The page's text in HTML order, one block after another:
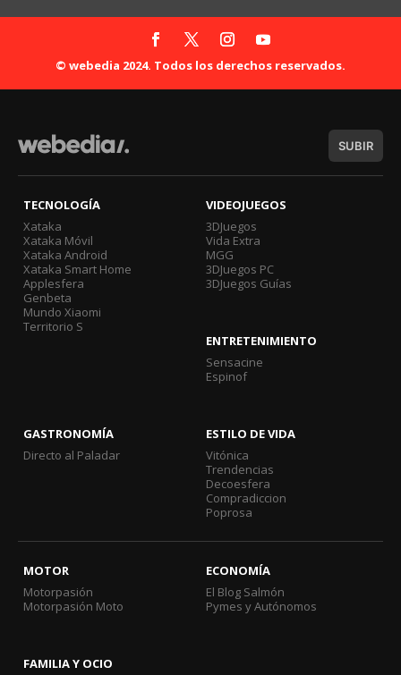
© webedia 2024. Todos los derechos reservados.
SUBIR
TECNOLOGÍA
Xataka
Xataka Móvil
Xataka Android
Xataka Smart Home
Applesfera
Genbeta
Mundo Xiaomi
Territorio S
VIDEOJUEGOS
3DJuegos
Vida Extra
MGG
3DJuegos PC
3DJuegos Guías
ENTRETENIMIENTO
Sensacine
Espinof
GASTRONOMÍA
Directo al Paladar
ESTILO DE VIDA
Vitónica
Trendencias
Decoesfera
Compradiccion
Poprosa
MOTOR
Motorpasión
Motorpasión Moto
ECONOMÍA
El Blog Salmón
Pymes y Autónomos
FAMILIA Y OCIO